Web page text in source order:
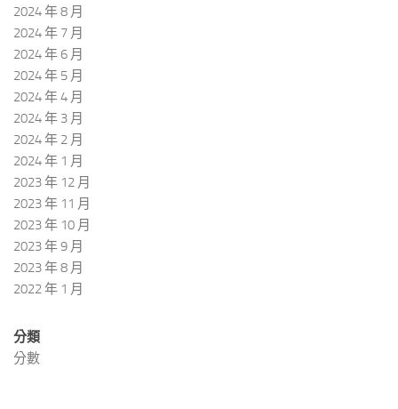
2024 年 8 月
2024 年 7 月
2024 年 6 月
2024 年 5 月
2024 年 4 月
2024 年 3 月
2024 年 2 月
2024 年 1 月
2023 年 12 月
2023 年 11 月
2023 年 10 月
2023 年 9 月
2023 年 8 月
2022 年 1 月
分類
分數